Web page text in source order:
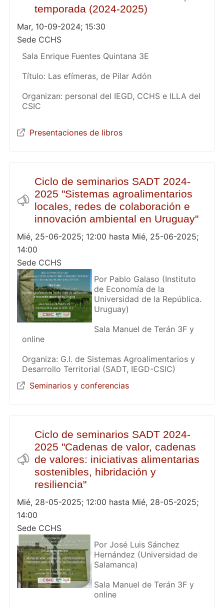
temporada (2024-2025)
Mar, 10-09-2024; 15:30
Sede CCHS
Sala Enrique Fuentes Quintana 3E
Título: Las efímeras, de Pilar Adón
Organizan: personal del IEGD, CCHS e ILLA del
CSIC
Presentaciones de libros
Ciclo de seminarios SADT 2024-
2025 "Sistemas agroalimentarios
locales, redes de colaboración e
innovación ambiental en Uruguay"
Mié, 25-06-2025; 12:00 hasta Mié, 25-06-2025;
14:00
Sede CCHS
Por Pablo Galaso (Instituto
de Economía de la
Universidad de la República.
Uruguay)
Sala Manuel de Terán 3F y
online
Organiza: G.I. de Sistemas Agroalimentarios y
Desarrollo Territorial (SADT, IEGD-CSIC)
Seminarios y conferencias
Ciclo de seminarios SADT 2024-
2025 "Cadenas de valor, cadenas
de valores: iniciativas alimentarias
sostenibles, hibridación y
resiliencia"
Mié, 28-05-2025; 12:00 hasta Mié, 28-05-2025;
14:00
Sede CCHS
Por José Luis Sánchez
Hernández (Universidad de
Salamanca)
Sala Manuel de Terán 3F y
online